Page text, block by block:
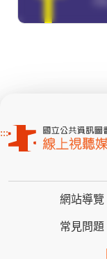
:::
網站導覽
常見問題